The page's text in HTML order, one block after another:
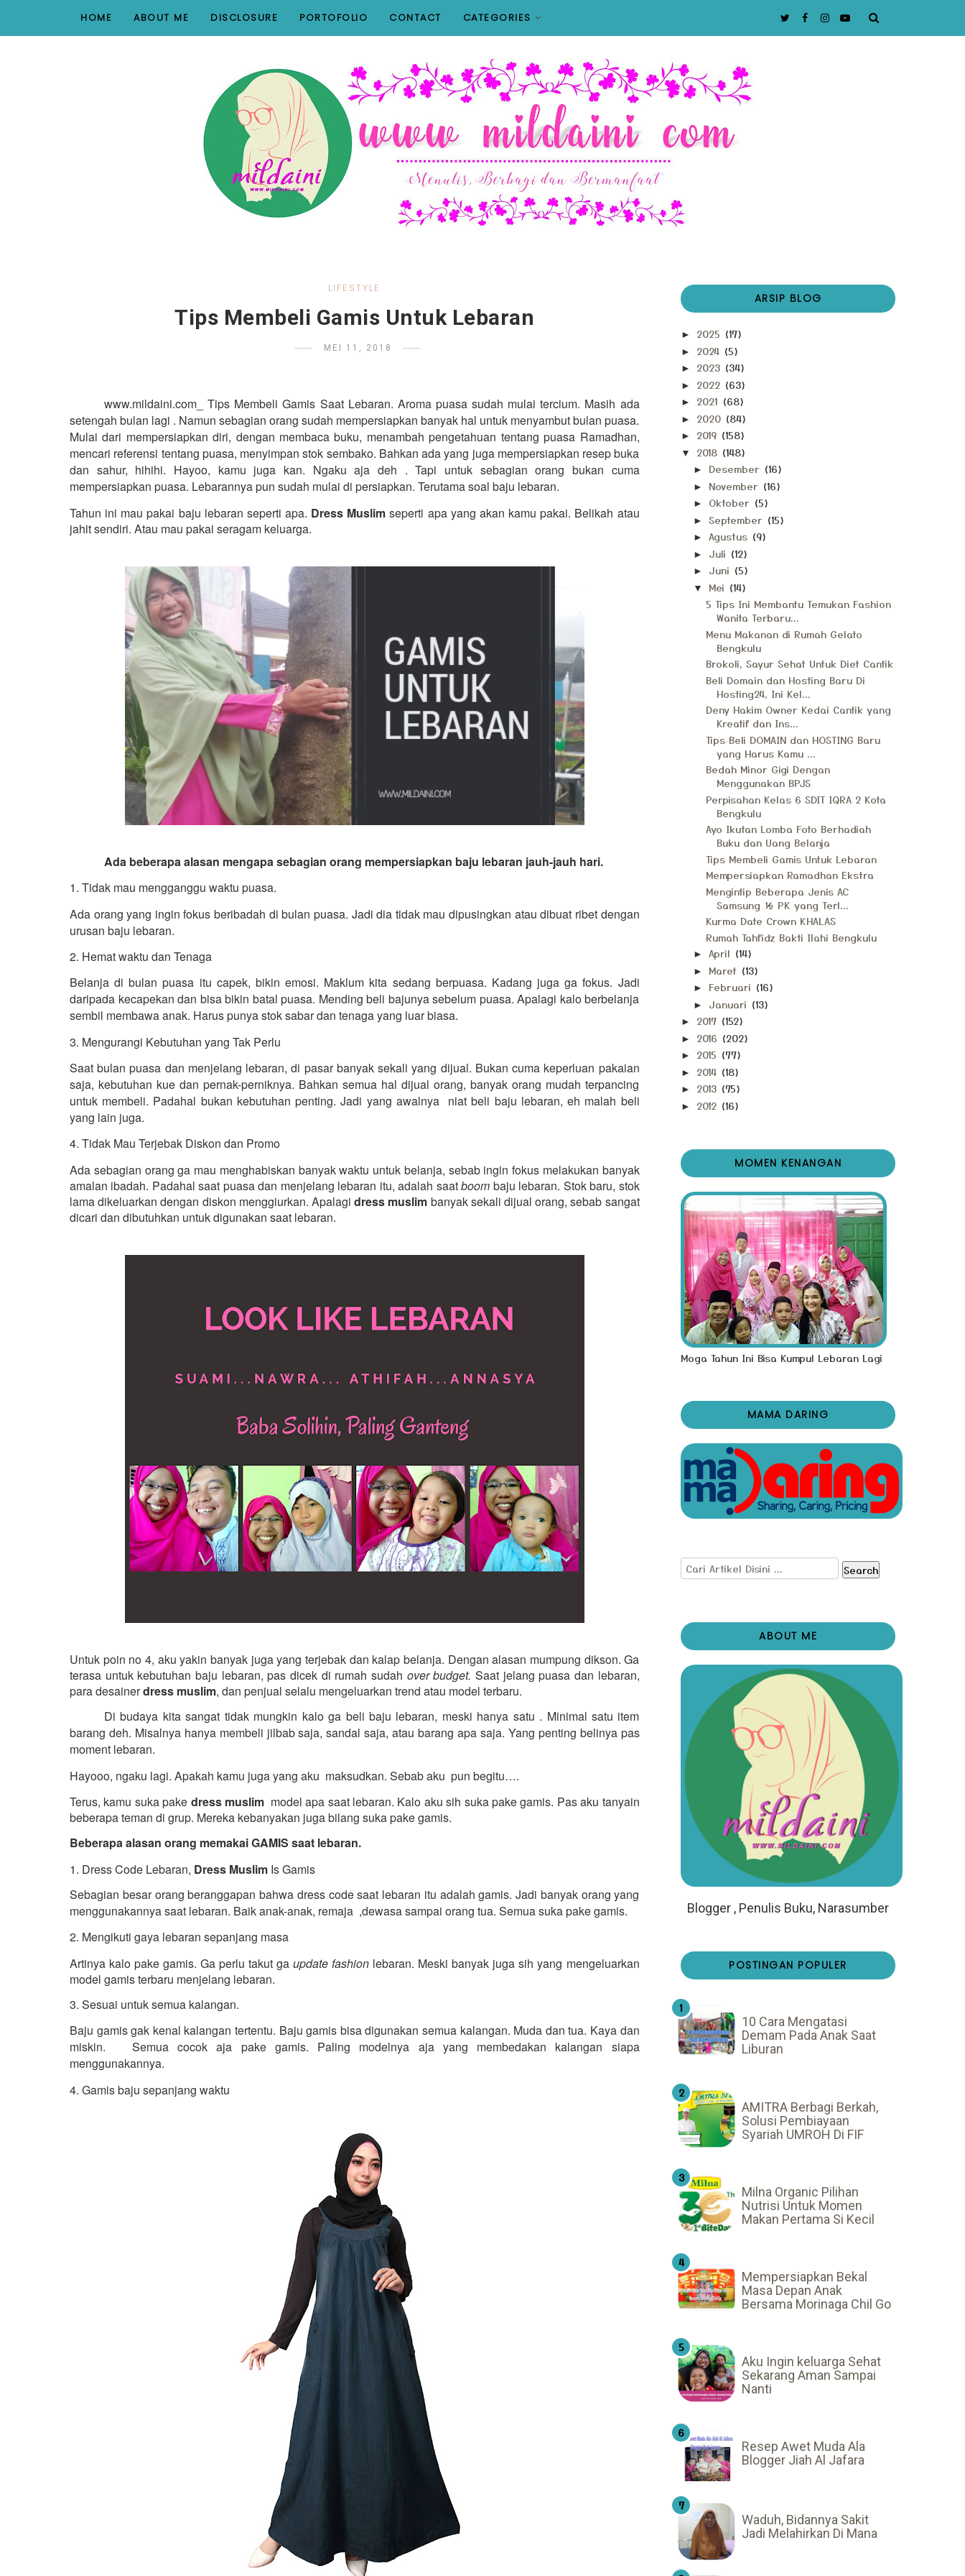
HOME ABOUT ME DISCLOSURE PORTOFOLIO CONTACT CATEGORIES
LIFESTYLE
Tips Membeli Gamis Untuk Lebaran
MEI 11, 2018
www.mildaini.com_ Tips Membeli Gamis Saat Lebaran. Aroma puasa sudah mulai tercium. Masih ada
setengah bulan lagi . Namun sebagian orang sudah mempersiapkan banyak hal untuk menyambut bulan puasa.
Mulai dari mempersiapkan diri, dengan membaca buku, menambah pengetahuan tentang puasa Ramadhan,
mencari referensi tentang puasa, menyimpan stok sembako. Bahkan ada yang juga mempersiapkan resep buka
dan sahur, hihihi. Hayoo, kamu juga kan. Ngaku aja deh . Tapi untuk sebagian orang bukan cuma
mempersiapkan puasa. Lebarannya pun sudah mulai di persiapkan. Terutama soal baju lebaran.
Tahun ini mau pakai baju lebaran seperti apa. Dress Muslim seperti apa yang akan kamu pakai. Belikah atau
jahit sendiri. Atau mau pakai seragam keluarga.
Ada beberapa alasan mengapa sebagian orang mempersiapkan baju lebaran jauh-jauh hari.
1. Tidak mau mengganggu waktu puasa.
Ada orang yang ingin fokus beribadah di bulan puasa. Jadi dia tidak mau dipusingkan atau dibuat ribet dengan
urusan baju lebaran.
2. Hemat waktu dan Tenaga
Belanja di bulan puasa itu capek, bikin emosi. Maklum kita sedang berpuasa. Kadang juga ga fokus. Jadi
daripada kecapekan dan bisa bikin batal puasa. Mending beli bajunya sebelum puasa. Apalagi kalo berbelanja
sembil membawa anak. Harus punya stok sabar dan tenaga yang luar biasa.
3. Mengurangi Kebutuhan yang Tak Perlu
Saat bulan puasa dan menjelang lebaran, di pasar banyak sekali yang dijual. Bukan cuma keperluan pakaian
saja, kebutuhan kue dan pernak-perniknya. Bahkan semua hal dijual orang, banyak orang mudah terpancing
untuk membeli. Padahal bukan kebutuhan penting. Jadi yang awalnya  niat beli baju lebaran, eh malah beli
yang lain juga.
4. Tidak Mau Terjebak Diskon dan Promo
Ada sebagian orang ga mau menghabiskan banyak waktu untuk belanja, sebab ingin fokus melakukan banyak
amalan ibadah. Padahal saat puasa dan menjelang lebaran itu, adalah saat boom baju lebaran. Stok baru, stok
lama dikeluarkan dengan diskon menggiurkan. Apalagi dress muslim banyak sekali dijual orang, sebab sangat
dicari dan dibutuhkan untuk digunakan saat lebaran.
Untuk poin no 4, aku yakin banyak juga yang terjebak dan kalap belanja. Dengan alasan mumpung dikson. Ga
terasa untuk kebutuhan baju lebaran, pas dicek di rumah sudah over budget. Saat jelang puasa dan lebaran,
para desainer dress muslim, dan penjual selalu mengeluarkan trend atau model terbaru.
Di budaya kita sangat tidak mungkin kalo ga beli baju lebaran, meski hanya satu . Minimal satu item
barang deh. Misalnya hanya membeli jilbab saja, sandal saja, atau barang apa saja. Yang penting belinya pas
moment lebaran.
Hayooo, ngaku lagi. Apakah kamu juga yang aku  maksudkan. Sebab aku  pun begitu….
Terus, kamu suka pake dress muslim model apa saat lebaran. Kalo aku sih suka pake gamis. Pas aku tanyain
beberapa teman di grup. Mereka kebanyakan juga bilang suka pake gamis.
Beberapa alasan orang memakai GAMIS saat lebaran.
1. Dress Code Lebaran, Dress Muslim Is Gamis
Sebagian besar orang beranggapan bahwa dress code saat lebaran itu adalah gamis. Jadi banyak orang yang
menggunakannya saat lebaran. Baik anak-anak, remaja  ,dewasa sampai orang tua. Semua suka pake gamis.
2. Mengikuti gaya lebaran sepanjang masa
Artinya kalo pake gamis. Ga perlu takut ga update fashion lebaran. Meski banyak juga sih yang mengeluarkan
model gamis terbaru menjelang lebaran.
3. Sesuai untuk semua kalangan.
Baju gamis gak kenal kalangan tertentu. Baju gamis bisa digunakan semua kalangan. Muda dan tua. Kaya dan
miskin.   Semua cocok aja pake gamis. Paling modelnya aja yang membedakan kalangan siapa
menggunakannya.
4. Gamis baju sepanjang waktu
ARSIP BLOG
► 2025 (17)
► 2024 (5)
► 2023 (34)
► 2022 (63)
► 2021 (68)
► 2020 (84)
► 2019 (158)
▼ 2018 (148)
► Desember (16)
► November (16)
► Oktober (5)
► September (15)
► Agustus (9)
► Juli (12)
► Juni (5)
▼ Mei (14)
5 Tips Ini Membantu Temukan Fashion
Wanita Terbaru...
Menu Makanan di Rumah Gelato
Bengkulu
Brokoli, Sayur Sehat Untuk Diet Cantik
Beli Domain dan Hosting Baru Di
Hosting24, Ini Kel...
Deny Hakim Owner Kedai Cantik yang
Kreatif dan Ins...
Tips Beli DOMAIN dan HOSTING Baru
yang Harus Kamu ...
Bedah Minor Gigi Dengan
Menggunakan BPJS
Perpisahan Kelas 6 SDIT IQRA 2 Kota
Bengkulu
Ayo Ikutan Lomba Foto Berhadiah
Buku dan Uang Belanja
Tips Membeli Gamis Untuk Lebaran
Mempersiapkan Ramadhan Ekstra
Mengintip Beberapa Jenis AC
Samsung ½ PK yang Terl...
Kurma Date Crown KHALAS
Rumah Tahfidz Bakti Ilahi Bengkulu
► April (14)
► Maret (13)
► Februari (16)
► Januari (13)
► 2017 (152)
► 2016 (202)
► 2015 (77)
► 2014 (18)
► 2013 (75)
► 2012 (16)
MOMEN KENANGAN
Moga Tahun Ini Bisa Kumpul Lebaran Lagi
MAMA DARING
Search
ABOUT ME
Blogger , Penulis Buku, Narasumber
POSTINGAN POPULER
10 Cara Mengatasi
Demam Pada Anak Saat
Liburan
AMITRA Berbagi Berkah,
Solusi Pembiayaan
Syariah UMROH Di FIF
Milna Organic Pilihan
Nutrisi Untuk Momen
Makan Pertama Si Kecil
Mempersiapkan Bekal
Masa Depan Anak
Bersama Morinaga Chil Go
Aku Ingin keluarga Sehat
Sekarang Aman Sampai
Nanti
Resep Awet Muda Ala
Blogger Jiah Al Jafara
Waduh, Bidannya Sakit
Jadi Melahirkan Di Mana